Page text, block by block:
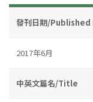
發刊日期/
2017年6月
中英文篇名/Title